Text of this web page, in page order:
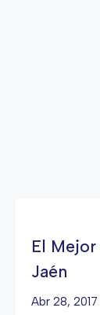
El Mejor
Jaén
Abr 28, 2017